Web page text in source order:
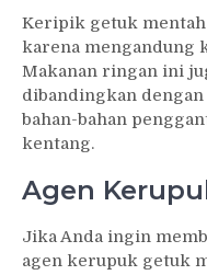
Keripik getuk
karena mengandung
Makanan ringan ini
dibandingkan
bahan-bahan
kentang.
Agen
Jika Anda ingin
agen kerupuk getuk